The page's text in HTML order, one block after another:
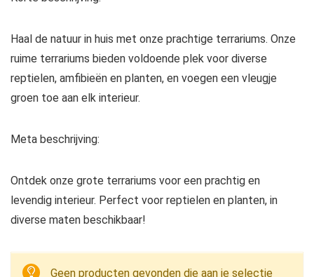
Haal de natuur in huis met onze prachtige terrariums. Onze
ruime terrariums bieden voldoende plek voor diverse
reptielen, amfibieën en planten, en voegen een vleugje
groen toe aan elk interieur.
Meta beschrijving:
Ontdek onze grote terrariums voor een prachtig en
levendig interieur. Perfect voor reptielen en planten, in
diverse maten beschikbaar!
Geen producten gevonden die aan je selectie